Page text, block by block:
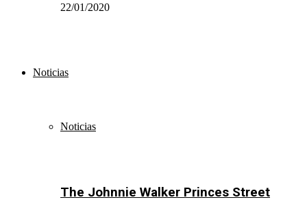
22/01/2020
Noticias
Noticias
The Johnnie Walker Princes Street